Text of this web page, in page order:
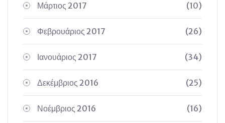
Μάρτιος 2017 (10)
Φεβρουάριος 2017 (26)
Ιανουάριος 2017 (34)
Δεκέμβριος 2016 (25)
Νοέμβριος 2016 (16)